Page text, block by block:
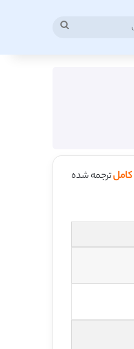
کاملترجمه شده